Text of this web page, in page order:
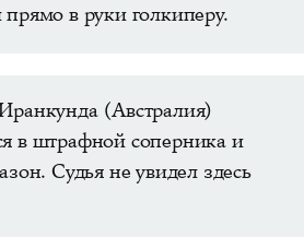
прямо в руки голкиперу.
(Австралия)
в штрафной соперника и
Судья не увидел здесь